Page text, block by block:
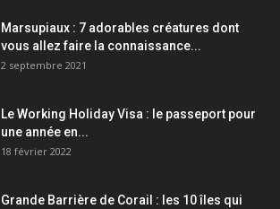
Marsupiaux : 7 adorables créatures dont
vous allez faire la connaissance...
2 septembre 2021
Le Working Holiday Visa : le passeport pour
une année en...
18 février 2022
Grande Barrière de Corail : les 10 îles qui